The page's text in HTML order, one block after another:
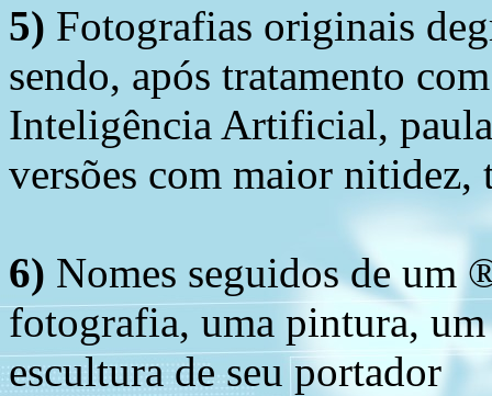
5) Fotografias originais
sendo, após tratamento
Inteligência Artificial,
versões com maior nitidez,
6) Nomes seguidos de um
fotografia, uma pintura,
escultura de seu portador